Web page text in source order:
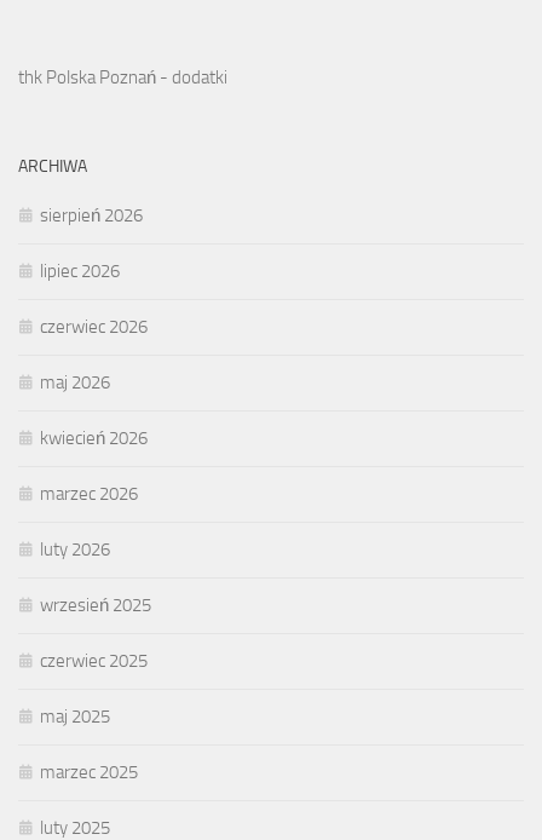
thk Polska Poznań - dodatki
ARCHIWA
sierpień 2026
lipiec 2026
czerwiec 2026
maj 2026
kwiecień 2026
marzec 2026
luty 2026
wrzesień 2025
czerwiec 2025
maj 2025
marzec 2025
luty 2025